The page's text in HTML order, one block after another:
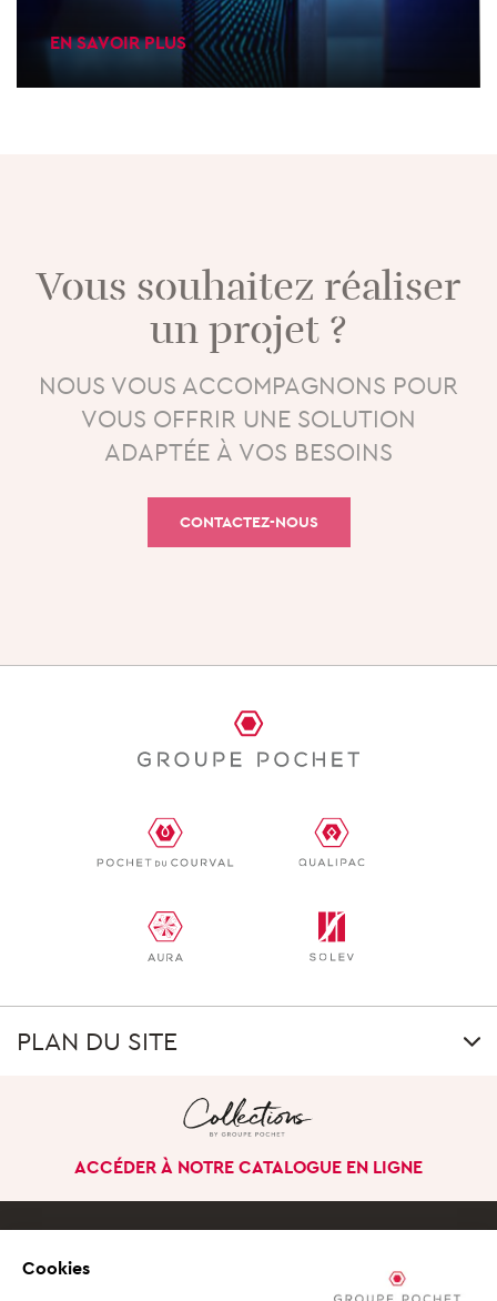
EN SAVOIR PLUS
Vous souhaitez réaliser
un projet ?
NOUS VOUS ACCOMPAGNONS POUR
VOUS OFFRIR UNE SOLUTION
ADAPTÉE À VOS BESOINS
CONTACTEZ-NOUS
PLAN DU SITE
LE GROUPE
Notre singularité
Nos sites à l’international
ACCÉDER À NOTRE CATALOGUE EN LIGNE
Cookies